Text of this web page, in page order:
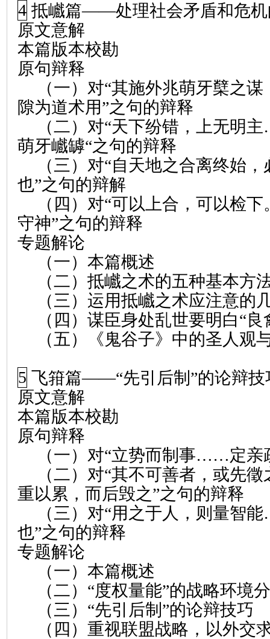
4 抵巇篇——处理社会矛盾和危
原文意解
本篇版本校勘
原句辩释
（一）对“其施外兆萌牙櫱之
隙为道术用”之句的辩释
（二）对“天下纷错，上无明
萌牙巇罅“之句的辩释
（三）对“自天地之合离终始
也”之句的辩解
（四）对“可以上合，可以检
守神”之句的辩释
专题解论
（一）本篇概述
（二）抵巇之术的五种基本方
（三）运用抵巇之术应注意的
（四）谋臣身处乱世要明白“
（五）《鬼谷子》中的圣人观
5 飞箝篇——“先引后制 ”的论辩技
原文意解
本篇版本校勘
原句辩释
（一）对“立势而制事……定亲
（二）对“其不可善者，或先
重以累，而后毁之”之句的辩释
（三）对“用之于人，则量智
也”之句的辩释
专题解论
（一）本篇概述
（二）“度权量能”的战略环境
（三）“先引后制”的论辩技巧
（四）重视联盟战略，以外交